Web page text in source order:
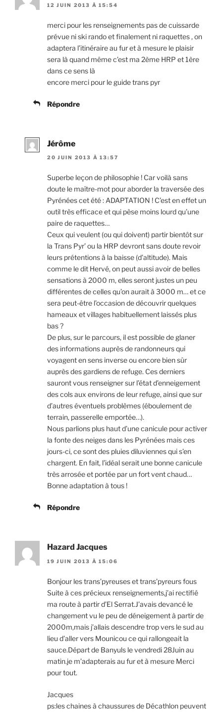
12 JUIN 2013 À 15:54
merci pour les renseignements pas de cuissarde
prévue ni ski rando et finalement ni raquettes , on
adaptera l’itinéraire au fur et à mesure le plaisir
sera là quand même c’est ma 2ème HRP et 1ère
dans ce sens là
encore merci pour le guide trans pyr
Répondre
Jérôme
20 JUIN 2013 À 13:57
Superbe leçon de philosophie ! Car voilà sans
doute le maître-mot pour aborder la traversée des
Pyrénées cet été : ADAPTATION ! C’est en effet un
outil très efficace et qui pèse moins lourd qu’une
paire de raquettes…
Ceux qui veulent (ou qui doivent) partir bientôt sur
la Trans Pyr’ ou la HRP devront sans doute revoir
leurs prétentions à la baisse (d’altitude). Mais
comme le dit Hervé, on peut aussi avoir de belles
sensations à 2000 m, elles seront justes un peu
différentes de celles qu’on aurait à 3000 m… et ce
sera peut-être l’occasion de découvrir quelques
hameaux et villages habituellement laissés plus
bas ?
De plus, sur le parcours, il est possible de glaner
des informations auprès de randonneurs qui
voyagent en sens inverse ou encore bien sûr
auprès des gardiens de refuge. Ces derniers
sauront vous renseigner sur l’état d’enneigement
des cols aux environs de leur refuge, ainsi que sur
d’autres éventuels problèmes (éboulement de
terrain, passerelle emportée…).
Nous parlions plus haut d’une canicule pour activer
la fonte des neiges dans les Pyrénées mais ces
jours-ci, ce sont des pluies diluviennes qui s’en
chargent. En fait, l’idéal serait une bonne canicule
très arrosée et portée par un fort vent chaud…
Bonne adaptation à tous !
Répondre
Hazard Jacques
19 JUIN 2013 À 15:06
Bonjour les trans’pyreuses et trans’pyreurs fous
Suite à ces précieux renseignements,j’ai rectifié
ma route à partir d’El Serrat.J’avais devancé le
changement vu le peu de déneigement à partir de
2000m,mais j’allais descendre trop vers le sud au
lieu d’aller vers Mounicou ce qui rallongeait la
sauce.Départ de Banyuls le vendredi 28Juin au
matin.je m’adapterais au fur et à mesure Merci
pour tout.
Jacques
ps:les chaines à chaussures de Décathlon peuvent